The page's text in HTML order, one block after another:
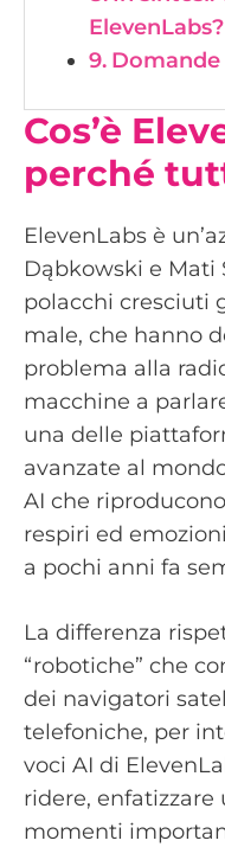
ElevenLabs?
Cos’è
perché
ElevenLabs è
Dąbkowski e Mati
polacchi cresciuti
male, che hanno
problema alla
macchine a
una delle
avanzate al
AI che
respiri ed
a pochi anni fa
La differenza
“robotiche” che
dei navigatori
telefoniche, per
voci AI di
ridere, enfatizzare
momenti